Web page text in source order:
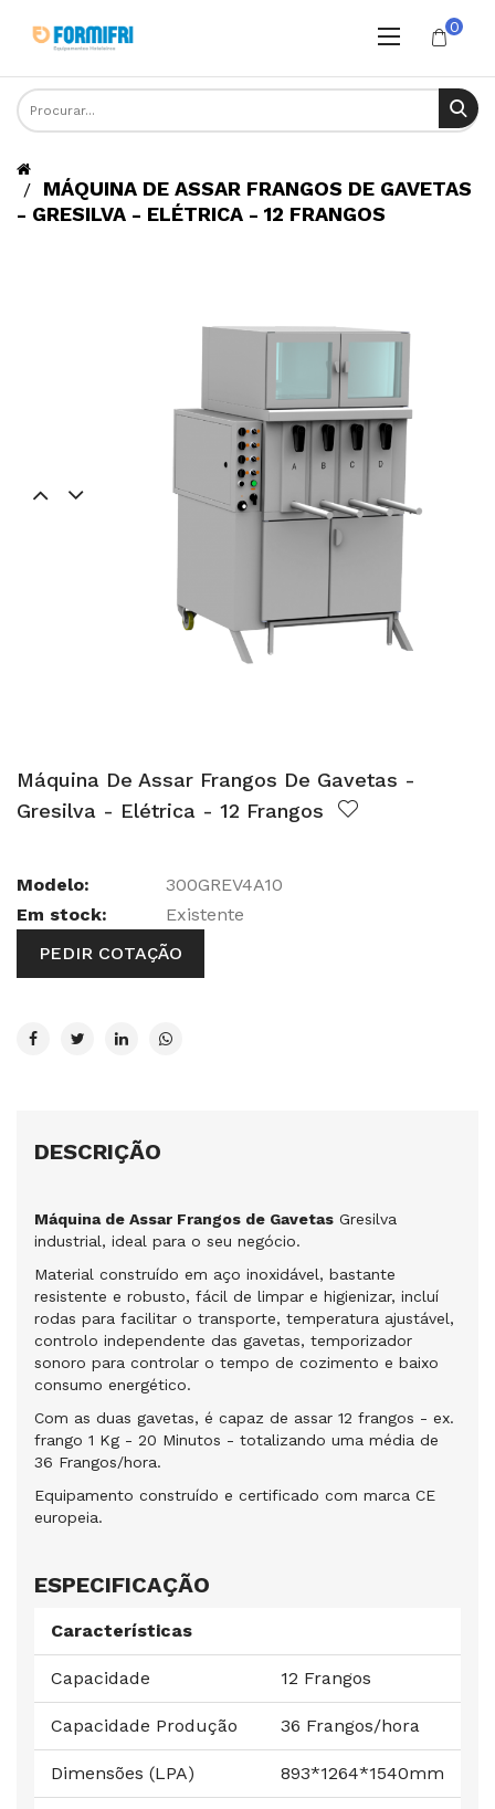
0
MÁQUINA DE ASSAR FRANGOS DE GAVETAS
- GRESILVA - ELÉTRICA - 12 FRANGOS
Máquina De Assar Frangos De Gavetas -
Gresilva - Elétrica - 12 Frangos
Modelo:
300GREV4A10
Em stock:
Existente
PEDIR COTAÇÃO
DESCRIÇÃO
Máquina de Assar Frangos de Gavetas Gresilva
industrial, ideal para o seu negócio.
Material construído em aço inoxidável, bastante
resistente e robusto, fácil de limpar e higienizar, incluí
rodas para facilitar o transporte, temperatura ajustável,
controlo independente das gavetas, temporizador
sonoro para controlar o tempo de cozimento e baixo
consumo energético.
Com as duas gavetas, é capaz de assar 12 frangos - ex.
frango 1 Kg - 20 Minutos - totalizando uma média de
36 Frangos/hora.
Equipamento construído e certificado com marca CE
europeia.
ESPECIFICAÇÃO
Características
Capacidade 12 Frangos
Capacidade Produção 36 Frangos/hora
Dimensões (LPA) 893*1264*1540mm